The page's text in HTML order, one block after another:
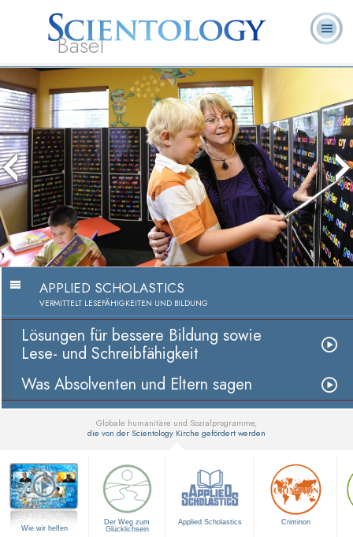
Basel
Über uns
Hubbard
Was ist
Scientology?
Ehrenamtliche
Geistliche
Häufig
gestellte
Fragen
APPLIED SCHOLASTICS
VERMITTELT LESEFÄHIGKEITEN UND BILDUNG
Lösungen für bessere Bildung sowie
Lese- und Schreibfähigkeit
Was Absolventen und Eltern sagen
Globale humanitäre und Sozialprogramme,
die von der Scientology Kirche gefördert werden
Wie wir helfen
Der Weg zum
Glücklichsein
Applied Scholastics Criminon